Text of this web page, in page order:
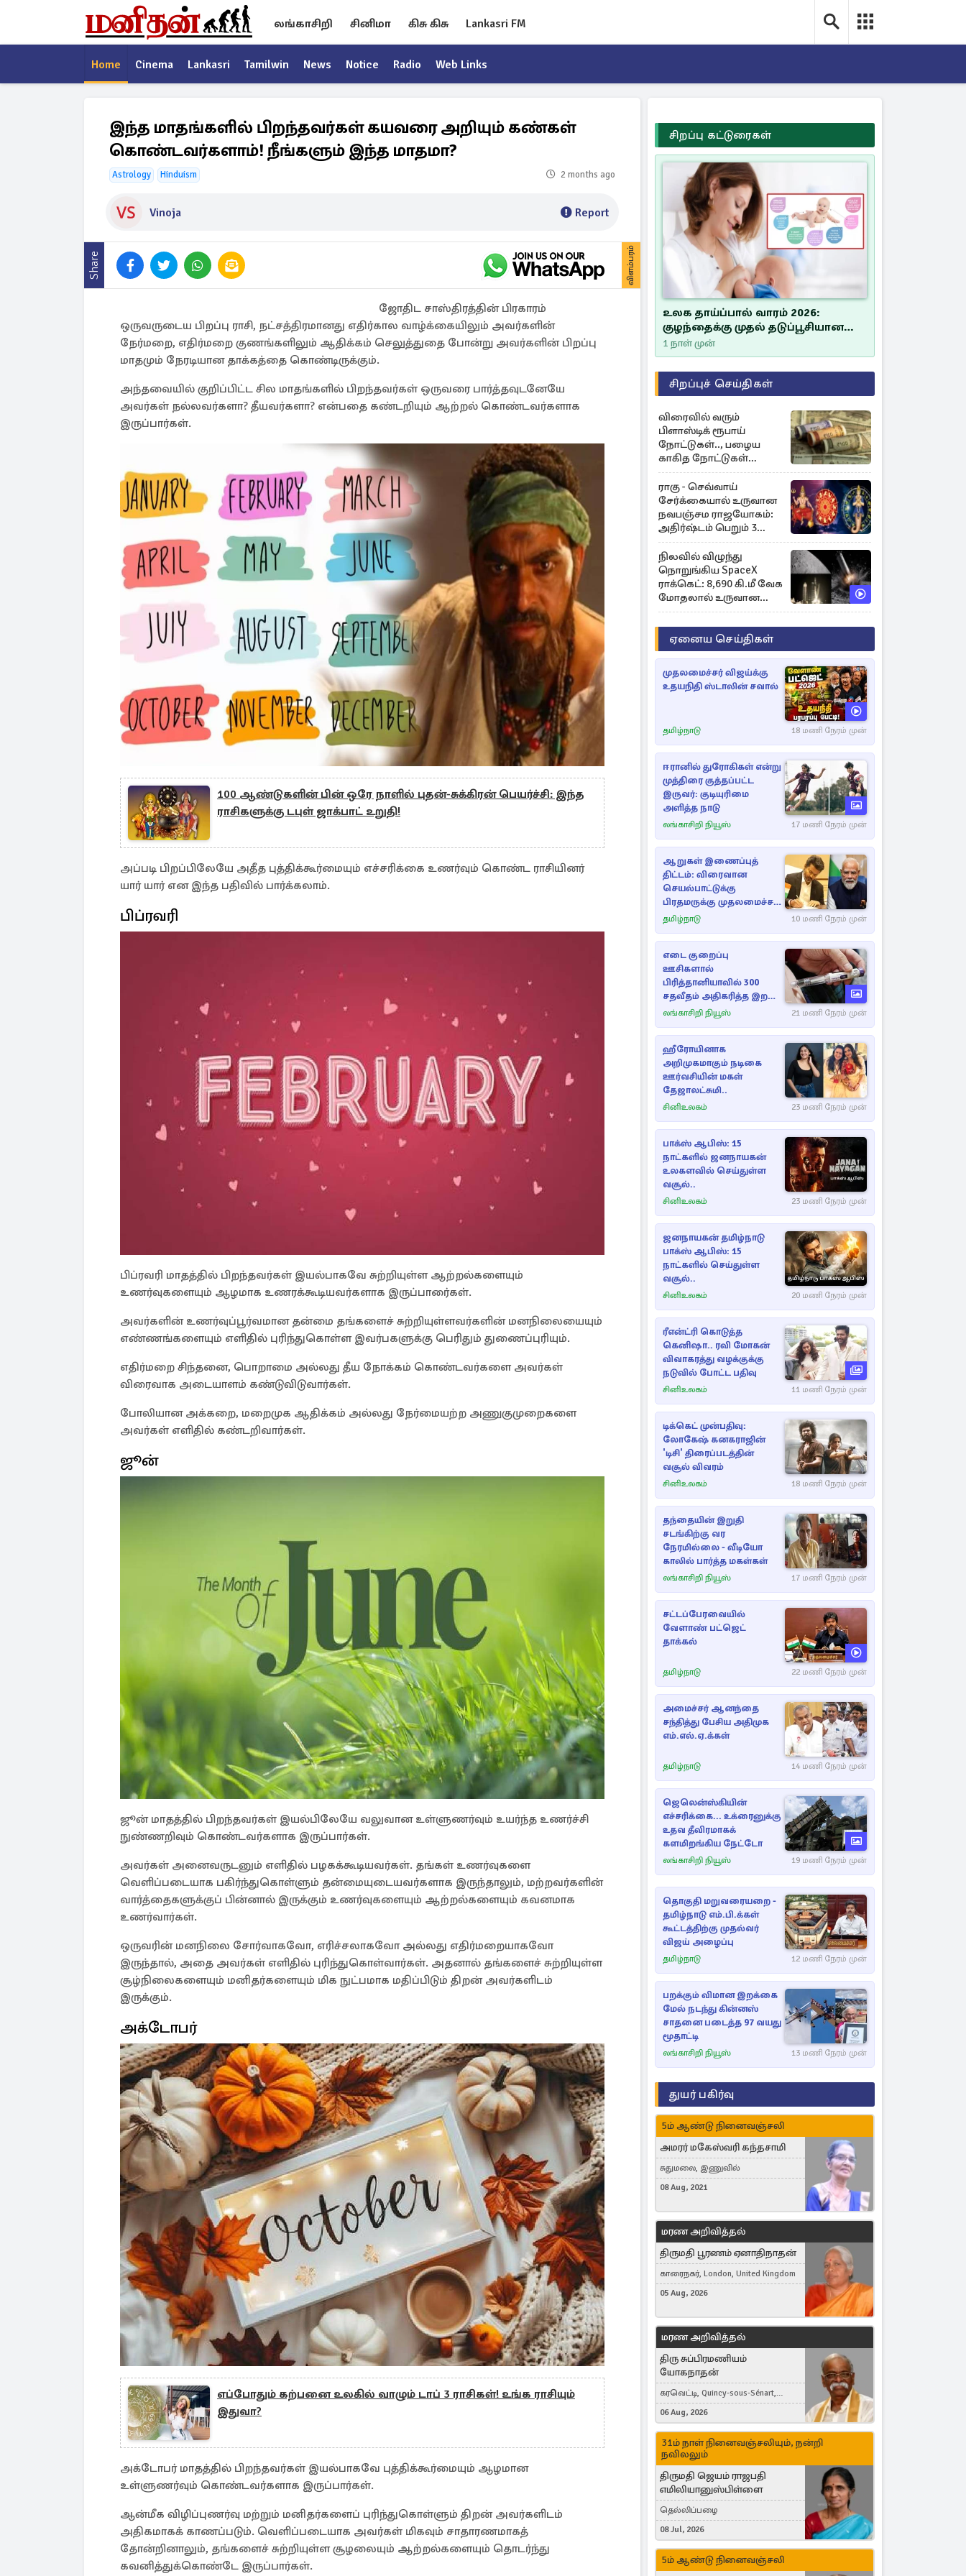
லங்காசிறி சினிமா கிசு கிசு Lankasri FM
Home Cinema Lankasri Tamilwin News Notice Radio Web Links
இந்த மாதங்களில் பிறந்தவர்கள் கயவரை அறியும் கண்கள்
கொண்டவர்களாம்! நீங்களும் இந்த மாதமா?
Astrology Hinduism 2 months ago
Vinoja Report
Share விளம்பரம்
ஜோதிட சாஸ்திரத்தின் பிரகாரம்
ஒருவருடைய பிறப்பு ராசி, நட்சத்திரமானது எதிர்கால வாழ்க்கையிலும் அவர்களின்
நேர்மறை, எதிர்மறை குணங்களிலும் ஆதிக்கம் செலுத்துதை போன்று அவர்களின் பிறப்பு
மாதமும் நேரடியான தாக்கத்தை கொண்டிருக்கும்.
அந்தவையில் குறிப்பிட்ட சில மாதங்களில் பிறந்தவர்கள் ஒருவரை பார்த்தவுடனேயே
அவர்கள் நல்லவர்களா? தீயவர்களா? என்பதை கண்டறியும் ஆற்றல் கொண்டவர்களாக
இருப்பார்கள்.
100 ஆண்டுகளின் பின் ஒரே நாளில் புதன்-சுக்கிரன் பெயர்ச்சி: இந்த
ராசிகளுக்கு டபுள் ஜாக்பாட் உறுதி!
அப்படி பிறப்பிலேயே அதீத புத்திக்கூர்மையும் எச்சரிக்கை உணர்வும் கொண்ட ராசியினர்
யார் யார் என இந்த பதிவில் பார்க்கலாம்.
பிப்ரவரி
பிப்ரவரி மாதத்தில் பிறந்தவர்கள் இயல்பாகவே சுற்றியுள்ள ஆற்றல்களையும்
உணர்வுகளையும் ஆழமாக உணரக்கூடியவர்களாக இருப்பாரை்கள்.
அவர்களின் உணர்வுப்பூர்வமான தன்மை தங்களைச் சுற்றியுள்ளவர்களின் மனநிலையையும்
எண்ணங்களையும் எளிதில் புரிந்துகொள்ள இவர்பகளுக்கு பெரிதும் துணைப்புரியும்.
எதிர்மறை சிந்தனை, பொறாமை அல்லது தீய நோக்கம் கொண்டவர்களை அவர்கள்
விரைவாக அடையாளம் கண்டுவிடுவார்கள்.
போலியான அக்கறை, மறைமுக ஆதிக்கம் அல்லது நேர்மையற்ற அணுகுமுறைகளை
அவர்கள் எளிதில் கண்டறிவார்கள்.
ஜூன்
ஜூன் மாதத்தில் பிறந்தவர்கள் இயல்பிலேயே வலுவான உள்ளுணர்வும் உயர்ந்த உணர்ச்சி
நுண்ணறிவும் கொண்டவர்களாக இருப்பார்கள்.
அவர்கள் அனைவருடனும் எளிதில் பழகக்கூடியவர்கள். தங்கள் உணர்வுகளை
வெளிப்படையாக பகிர்ந்துகொள்ளும் தன்மையுடையவர்களாக இருந்தாலும், மற்றவர்களின்
வார்த்தைகளுக்குப் பின்னால் இருக்கும் உணர்வுகளையும் ஆற்றல்களையும் கவனமாக
உணர்வார்கள்.
ஒருவரின் மனநிலை சோர்வாகவோ, எரிச்சலாகவோ அல்லது எதிர்மறையாகவோ
இருந்தால், அதை அவர்கள் எளிதில் புரிந்துகொள்வார்கள். அதனால் தங்களைச் சுற்றியுள்ள
சூழ்நிலைகளையும் மனிதர்களையும் மிக நுட்பமாக மதிப்பிடும் திறன் அவர்களிடம்
இருக்கும்.
அக்டோபர்
எப்போதும் கற்பனை உலகில் வாழும் டாப் 3 ராசிகள்! உங்க ராசியும்
இதுவா?
அக்டோபர் மாதத்தில் பிறந்தவர்கள் இயல்பாகவே புத்திக்கூர்மையும் ஆழமான
உள்ளுணர்வும் கொண்டவர்களாக இருப்பார்கள்.
ஆன்மீக விழிப்புணர்வு மற்றும் மனிதர்களைப் புரிந்துகொள்ளும் திறன் அவர்களிடம்
அதிகமாகக் காணப்படும். வெளிப்படையாக அவர்கள் மிகவும் சாதாரணமாகத்
தோன்றினாலும், தங்களைச் சுற்றியுள்ள சூழலையும் ஆற்றல்களையும் தொடர்ந்து
கவனித்துக்கொண்டே இருப்பார்கள்.
சிறப்பு கட்டுரைகள்
உலக தாய்ப்பால் வாரம் 2026:
குழந்தைக்கு முதல் தடுப்பூசியான
சீம்பாலின் முக்கியத்துவம்!
1 நாள் முன்
சிறப்புச் செய்திகள்
விரைவில் வரும்
பிளாஸ்டிக் ரூபாய்
நோட்டுகள்.., பழைய
காகித நோட்டுகள்
செல்லுமா?
ராகு - செவ்வாய்
சேர்க்கையால் உருவான
நவபஞ்சம ராஜயோகம்:
அதிர்ஷ்டம் பெறும் 3
ராசிகள்!
நிலவில் விழுந்து
நொறுங்கிய SpaceX
ராக்கெட்: 8,690 கி.மீ வேக
மோதலால் உருவான
புதிய பள்ளம்!
ஏனைய செய்திகள்
முதலமைச்சர் விஜய்க்கு
உதயநிதி ஸ்டாலின் சவால்
தமிழ்நாடு 18 மணி நேரம் முன்
ஈரானில் துரோகிகள் என்று
முத்திரை குத்தப்பட்ட
இருவர்: குடியுரிமை
அளித்த நாடு
லங்காசிறி நியூஸ் 17 மணி நேரம் முன்
ஆறுகள் இணைப்புத்
திட்டம்: விரைவான
செயல்பாட்டுக்கு
பிரதமருக்கு முதலமைச்சர்
கடிதம்
தமிழ்நாடு 10 மணி நேரம் முன்
எடை குறைப்பு
ஊசிகளால்
பிரித்தானியாவில் 300
சதவீதம் அதிகரித்த இறப்பு
எண்ணிக்கை
லங்காசிறி நியூஸ் 21 மணி நேரம் முன்
ஹீரோயினாக
அறிமுகமாகும் நடிகை
ஊர்வசியின் மகள்
தேஜாலட்சுமி..
சினிஉலகம் 23 மணி நேரம் முன்
பாக்ஸ் ஆபிஸ்: 15
நாட்களில் ஜனநாயகன்
உலகளவில் செய்துள்ள
வசூல்..
சினிஉலகம் 23 மணி நேரம் முன்
ஜனநாயகன் தமிழ்நாடு
பாக்ஸ் ஆபிஸ்: 15
நாட்களில் செய்துள்ள
வசூல்..
சினிஉலகம் 20 மணி நேரம் முன்
ரீஎன்ட்ரி கொடுத்த
கெனிஷா.. ரவி மோகன்
விவாகரத்து வழக்குக்கு
நடுவில் போட்ட பதிவு
சினிஉலகம் 11 மணி நேரம் முன்
டிக்கெட் முன்பதிவு:
லோகேஷ் கனகராஜின்
'டிசி' திரைப்படத்தின்
வசூல் விவரம்
சினிஉலகம் 18 மணி நேரம் முன்
தந்தையின் இறுதி
சடங்கிற்கு வர
நேரமில்லை - வீடியோ
காலில் பார்த்த மகள்கள்
லங்காசிறி நியூஸ் 17 மணி நேரம் முன்
சட்டப்பேரவையில்
வேளாண் பட்ஜெட்
தாக்கல்
தமிழ்நாடு 22 மணி நேரம் முன்
அமைச்சர் ஆனந்தை
சந்தித்து பேசிய அதிமுக
எம்.எல்.ஏ.க்கள்
தமிழ்நாடு 14 மணி நேரம் முன்
ஜெலென்ஸ்கியின்
எச்சரிக்கை... உக்ரைனுக்கு
உதவ தீவிரமாகக்
களமிறங்கிய நேட்டோ
லங்காசிறி நியூஸ் 19 மணி நேரம் முன்
தொகுதி மறுவரையறை -
தமிழ்நாடு எம்.பி.க்கள்
கூட்டத்திற்கு முதல்வர்
விஜய் அழைப்பு
தமிழ்நாடு 12 மணி நேரம் முன்
பறக்கும் விமான இறக்கை
மேல் நடந்து கின்னஸ்
சாதனை படைத்த 97 வயது
மூதாட்டி
லங்காசிறி நியூஸ் 13 மணி நேரம் முன்
துயர் பகிர்வு
5ம் ஆண்டு நினைவஞ்சலி
அமரர் மகேஸ்வரி கந்தசாமி
சுதுமலை, இணுவில்
08 Aug, 2021
மரண அறிவித்தல்
திருமதி பூரணம் ஏனாதிநாதன்
காரைநகர், London, United Kingdom
05 Aug, 2026
மரண அறிவித்தல்
திரு சுப்பிரமணியம்
யோகநாதன்
கரவெட்டி, Quincy-sous-Sénart,
France
06 Aug, 2026
31ம் நாள் நினைவஞ்சலியும், நன்றி
நவிலலும்
திருமதி ஜெயம் ராஜபதி
எமிலியானுஸ்பிள்ளை
தெல்லிப்பழை
08 Jul, 2026
5ம் ஆண்டு நினைவஞ்சலி